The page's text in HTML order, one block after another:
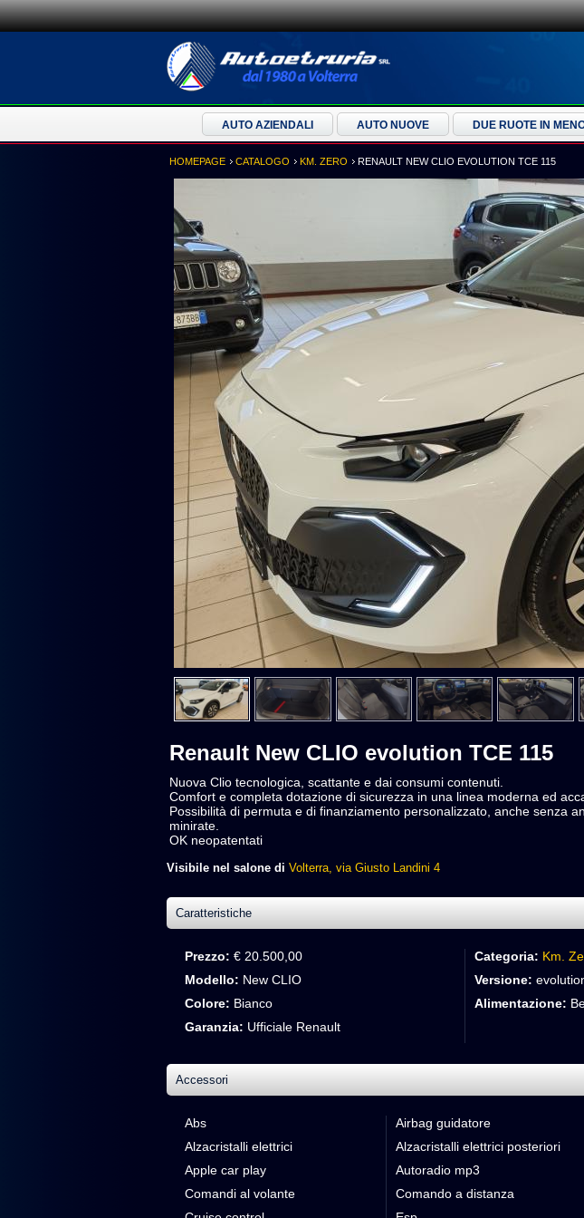
AUTO AZIENDALI AUTO NUOVE DUE RUOTE IN
HOMEPAGE CATALOGO KM. ZERO RENAULT NEW CLIO EVOLUTION TCE 115
Renault New CLIO evolution TCE 115
Nuova Clio tecnologica, scattante e dai consumi contenuti.
Comfort e completa dotazione di sicurezza in una linea moderna ed
Possibilità di permuta e di finanziamento personalizzato, anche senza
minirate.
OK neopatentati
Visibile nel salone di Volterra, via Giusto Landini 4
Caratteristiche
Prezzo: € 20.500,00 Categoria: Km.
Modello: New CLIO Versione:
Colore: Bianco Alimentazione:
Garanzia: Ufficiale Renault
Accessori
Abs Airbag guidatore
Alzacristalli elettrici
Alzacristalli elettrici posteriori
Apple car play
Autoradio mp3
Comandi al volante
Comando a distanza